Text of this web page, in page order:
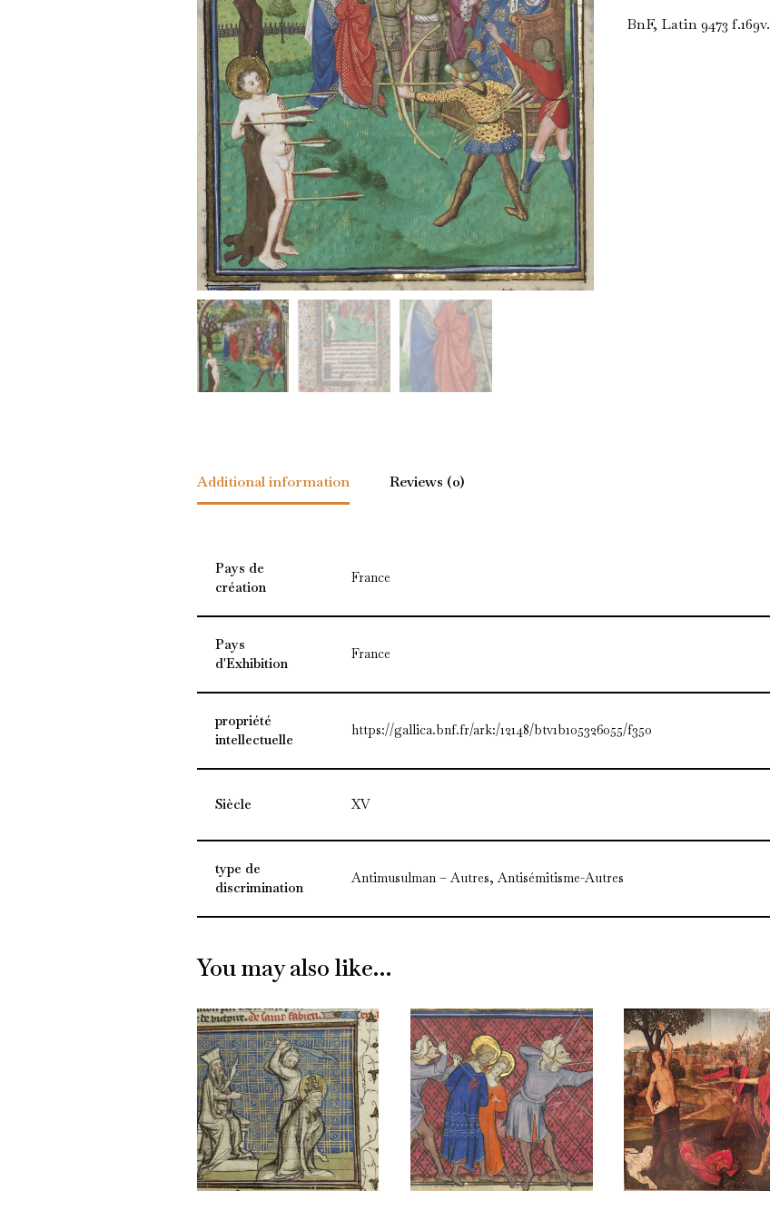
BnF, Latin 9473 f.169v.
Additional information Reviews (0)
Pays de
création
France
Pays
d'Exhibition
France
propriété
intellectuelle
https://gallica.bnf.fr/ark:/12148/btv1b105326055/f350
Siècle XV
type de
discrimination
Antimusulman – Autres, Antisémitisme-Autres
You may also like…